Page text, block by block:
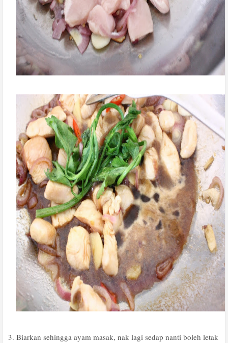
3. Biarkan sehingga ayam masak, nak lagi sedap nanti boleh letak